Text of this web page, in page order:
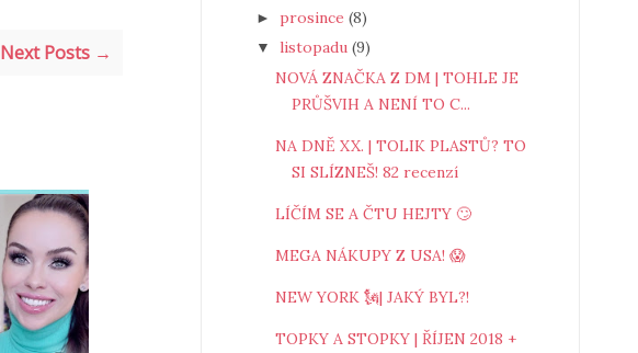
Next Posts →
► prosince (8)
▼ listopadu (9)
NOVÁ ZNAČKA Z DM | TOHLE JE
PRŮŠVIH A NENÍ TO C...
NA DNĚ XX. | TOLIK PLASTŮ? TO
SI SLÍZNEŠ! 82 recenzí
LÍČÍM SE A ČTU HEJTY 🙄
MEGA NÁKUPY Z USA! 😱
NEW YORK 🗽| JAKÝ BYL?!
TOPKY A STOPKY | ŘÍJEN 2018 +